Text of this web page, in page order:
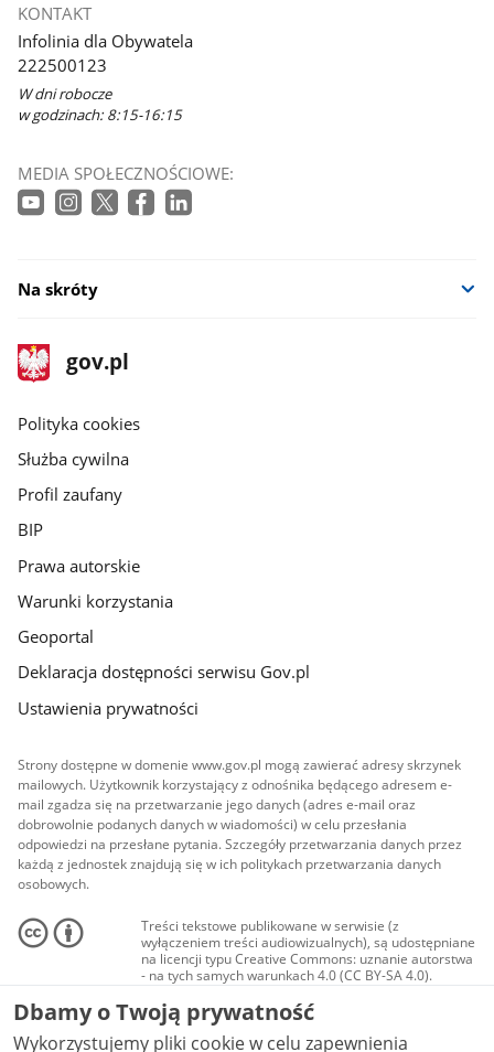
KONTAKT
Infolinia dla Obywatela
222500123
W dni robocze
w godzinach: 8:15-16:15
MEDIA SPOŁECZNOŚCIOWE:
Na skróty
stopka
gov.pl
Strona
gov.pl
gov.pl
Polityka cookies
Służba cywilna
Profil zaufany
BIP
Prawa autorskie
Warunki korzystania
Geoportal
Deklaracja dostępności serwisu Gov.pl
Ustawienia prywatności
Strony dostępne w domenie www.gov.pl mogą zawierać adresy skrzynek
mailowych. Użytkownik korzystający z odnośnika będącego adresem e-
mail zgadza się na przetwarzanie jego danych (adres e-mail oraz
dobrowolnie podanych danych w wiadomości) w celu przesłania
odpowiedzi na przesłane pytania. Szczegóły przetwarzania danych przez
każdą z jednostek znajdują się w ich politykach przetwarzania danych
osobowych.
Treści tekstowe publikowane w serwisie (z
wyłączeniem treści audiowizualnych), są udostępniane
na licencji typu Creative Commons: uznanie autorstwa
- na tych samych warunkach 4.0 (CC BY-SA 4.0).
Materiały audiowizualne, w tym zdjęcia, materiały
audio i wideo, są udostępniane na licencji typu
Creative Commons: uznanie autorstwa użycie
niekomercyjne - bez utworów zależnych 4.0 (CC BY-
Dbamy o Twoją prywatność
Wykorzystujemy pliki cookie w celu zapewnienia